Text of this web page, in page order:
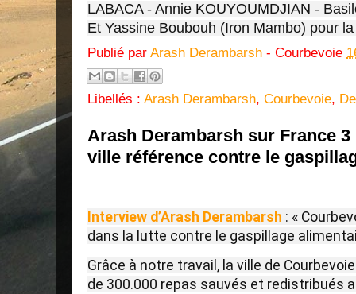
LABACA - Annie KOUYOUMDJIAN -
Et Yassine Boubouh (Iron Mambo) pour
Publié par Arash Derambarsh - Courbevoie
Libellés : Arash Derambarsh, Courbevoie,
Arash Derambarsh sur France
ville référence contre le
Interview d’Arash Derambarsh : «
dans la lutte contre le gaspillage
Grâce à notre travail, la ville de
de 300.000 repas sauvés et redistribués